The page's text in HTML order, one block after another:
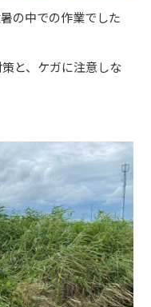
の中での作業でした
と、ケガに注意しな